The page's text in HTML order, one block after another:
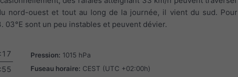
nord-ouest et tout au long de la journée, il vient du sud. Pour
03°E sont un peu instables et peuvent dévier.
Pression: 1015 hPa
Fuseau horaire: CEST (UTC +02:00h)